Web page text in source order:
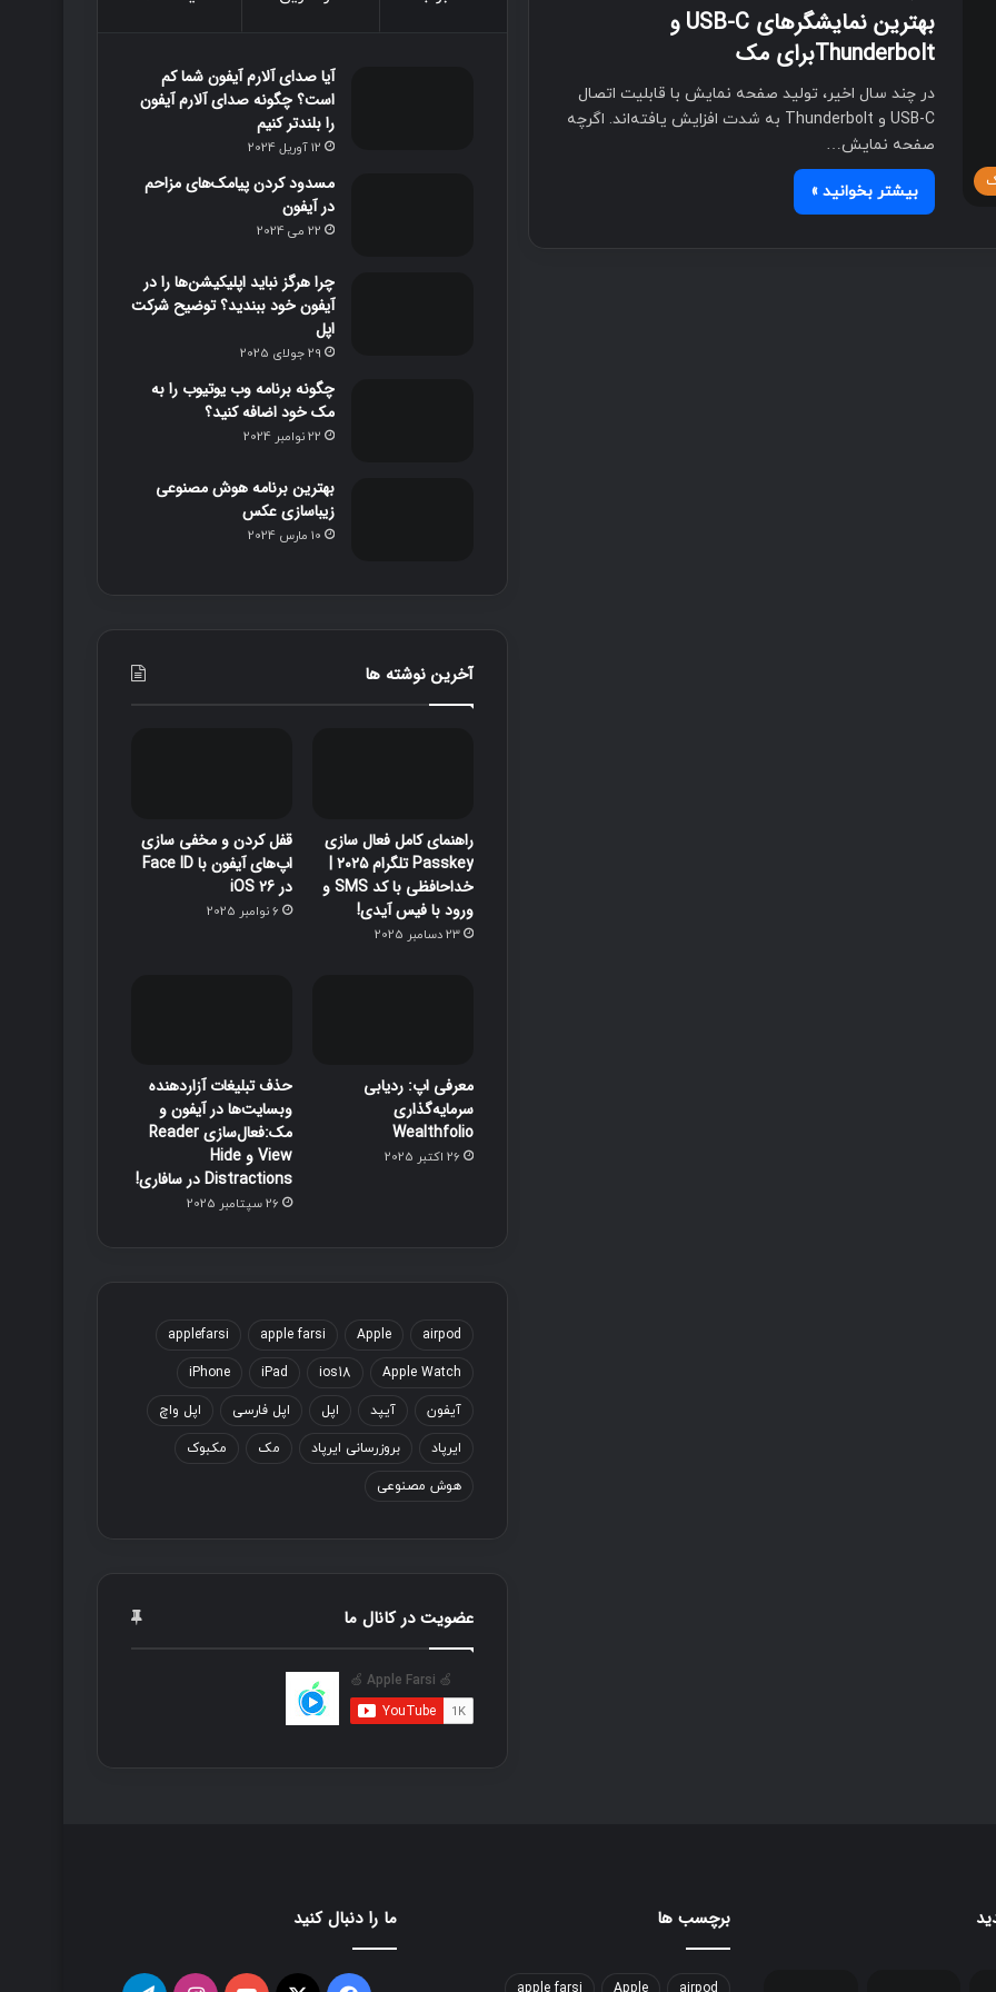
بهترین نمایشگرهای USB-C و
Thunderboltبرای مک
در چند سال اخیر، تولید صفحه نمایش با قابلیت اتصال
USB-C و Thunderbolt به شدت افزایش یافته‌اند. اگرچه
صفحه نمایش…
بیشتر بخوانید »
ب
ا
گ
ر
ا
م
آیا صدای آلارم آیفون شما کم
است؟ چگونه صدای آلارم آیفون
را بلندتر کنیم
12 آوریل 2024
مسدود کردن پیامک‌های مزاحم
در آیفون
22 می 2024
چرا هرگز نباید اپلیکیشن‌ها را در
آیفون خود ببندید؟ توضیح شرکت
اپل
29 جولای 2025
چگونه برنامه وب یوتیوب را به
مک خود اضافه کنید؟
22 نوامبر 2024
بهترین برنامه‌ هوش مصنوعی
زیباسازی عکس
10 مارس 2024
آخرین نوشته ها
راهنمای کامل فعال سازی
Passkey تلگرام ۲۰۲۵ |
خداحافظی با کد SMS و
ورود با فیس آیدی!
23 دسامبر 2025
قفل‌ کردن و مخفی‌ سازی
اپ‌های آیفون با Face ID
در iOS 26
6 نوامبر 2025
معرفی اپ: ردیابی
سرمایه‌گذاری
Wealthfolio
26 اکتبر 2025
حذف تبلیغات آزاردهنده
وبسایت‌ها در آیفون و
مک:فعال‌سازی Reader
View و Hide
Distractions در سافاری!
26 سپتامبر 2025
airpod
Apple
apple farsi
applefarsi
Apple Watch
ios18
iPad
iPhone
آیفون آیپد اپل اپل فارسی اپل واچ
ایرپاد بروزرسانی ایرپاد مک مکبوک
هوش مصنوعی
عضویت در کانال ما
برچسب ها ما را دنبال کنید